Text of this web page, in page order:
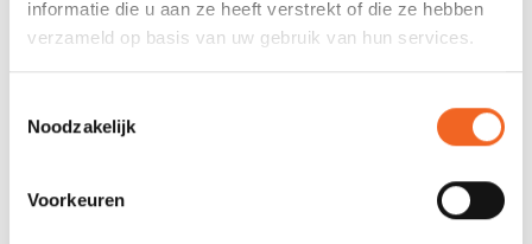
informatie die u aan ze heeft verstrekt of die ze hebben
verzameld op basis van uw gebruik van hun services.
Noodzakelijk
Voorkeuren
Nog niet gewaardeerd